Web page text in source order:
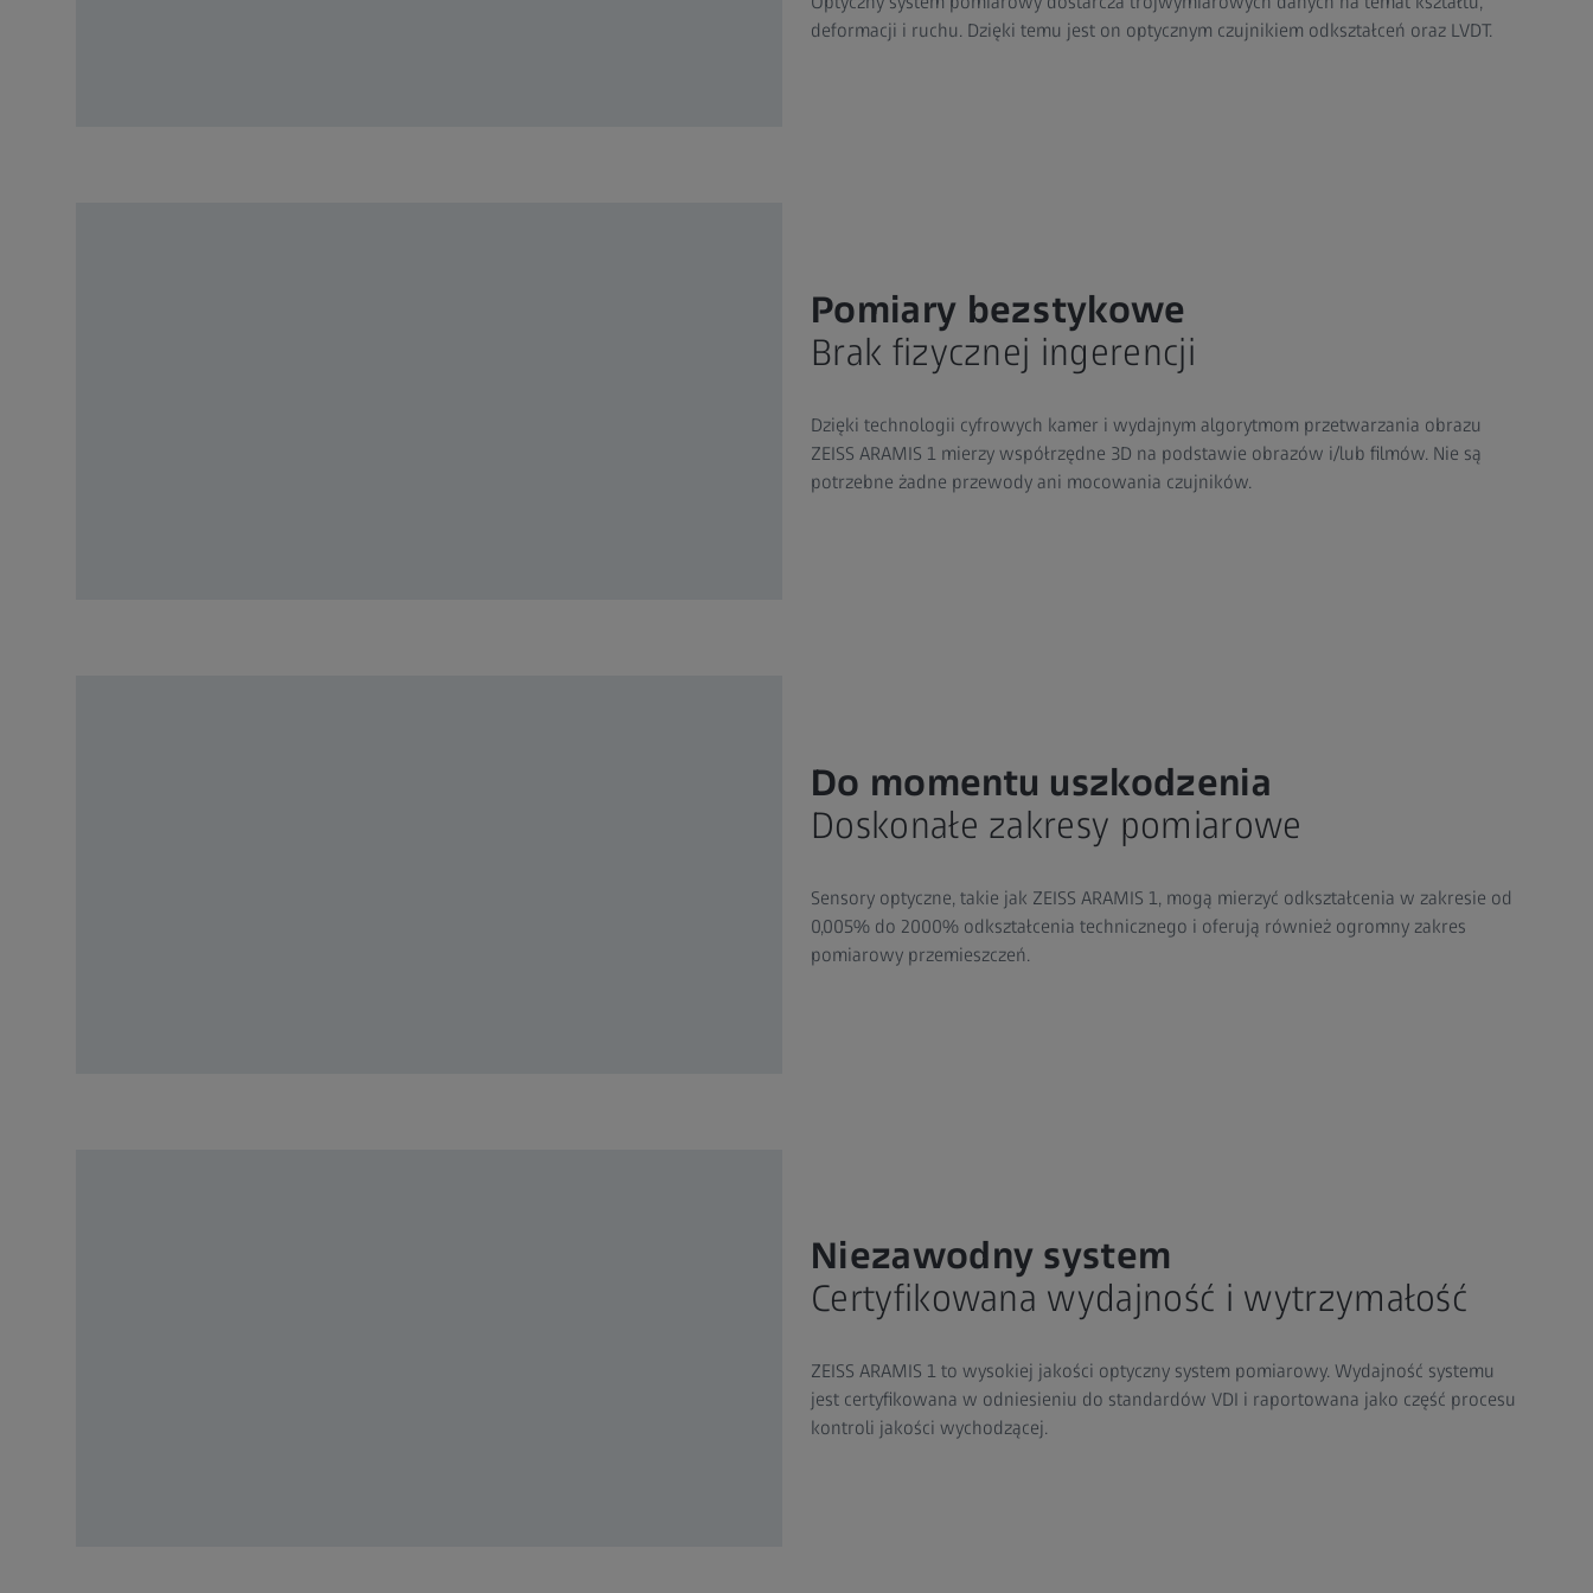
deformacji i ruchu. Dzięki temu jest on optycznym czujnikiem odkształceń oraz LVDT.
Pomiary bezstykowe
Brak fizycznej ingerencji
Dzięki technologii cyfrowych kamer i wydajnym algorytmom przetwarzania obrazu
ZEISS ARAMIS 1 mierzy współrzędne 3D na podstawie obrazów i/lub filmów. Nie są
potrzebne żadne przewody ani mocowania czujników.
Do momentu uszkodzenia
Doskonałe zakresy pomiarowe
Sensory optyczne, takie jak ZEISS ARAMIS 1, mogą mierzyć odkształcenia w zakresie od
0,005% do 2000% odkształcenia technicznego i oferują również ogromny zakres
pomiarowy przemieszczeń.
Niezawodny system
Certyfikowana wydajność i wytrzymałość
ZEISS ARAMIS 1 to wysokiej jakości optyczny system pomiarowy. Wydajność systemu
jest certyfikowana w odniesieniu do standardów VDI i raportowana jako część procesu
kontroli jakości wychodzącej.